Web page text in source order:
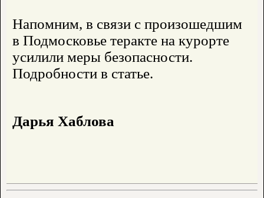
Напомним, в связи с произошедшим
в Подмосковье теракте на курорте
усилили меры безопасности.
Подробности в статье.
Дарья Хаблова